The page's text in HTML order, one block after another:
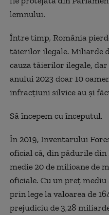
lemnului.
Între timp, România
tăierilor ilegale. Miliarde
cauza tăierilor ilegale,
anului 2023 doar 10
infracțiuni silvice au și
Să începem cu începutul.
În 2019, Inventarului
oficial că, din pădurile din
medie 20 de milioane de
oficiale. Cu un preț
prin lege la valoarea de
prejudiciu de 3,28